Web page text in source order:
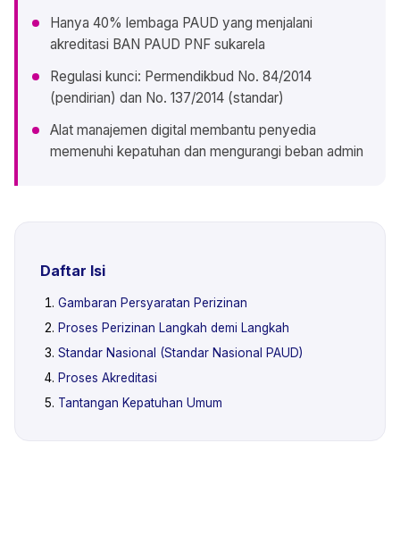
Hanya 40% lembaga PAUD yang menjalani
akreditasi BAN PAUD PNF sukarela
Regulasi kunci: Permendikbud No. 84/2014
(pendirian) dan No. 137/2014 (standar)
Alat manajemen digital membantu penyedia
memenuhi kepatuhan dan mengurangi beban admin
Daftar Isi
Gambaran Persyaratan Perizinan
Proses Perizinan Langkah demi Langkah
Standar Nasional (Standar Nasional PAUD)
Proses Akreditasi
Tantangan Kepatuhan Umum